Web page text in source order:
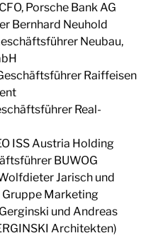
Porsche Bank AG
Bernhard Neuhold
Neubau,
Raiffeisen
Real-
ISS Austria Holding
BUWOG
Jarisch und
Gruppe Marketing
und Andreas
Architekten)